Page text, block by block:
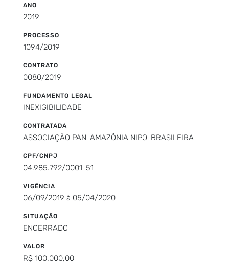
ANO
2019
PROCESSO
1094/2019
CONTRATO
0080/2019
FUNDAMENTO LEGAL
INEXIGIBILIDADE
CONTRATADA
ASSOCIAÇÃO PAN-AMAZÔNIA NIPO-BRASILEIRA
CPF/CNPJ
04.985.792/0001-51
VIGÊNCIA
06/09/2019 à 05/04/2020
SITUAÇÃO
ENCERRADO
VALOR
R$ 100.000,00